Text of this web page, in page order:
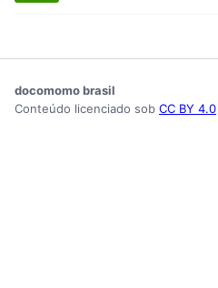
docomomo brasil
Conteúdo licenciado sob CC BY 4.0